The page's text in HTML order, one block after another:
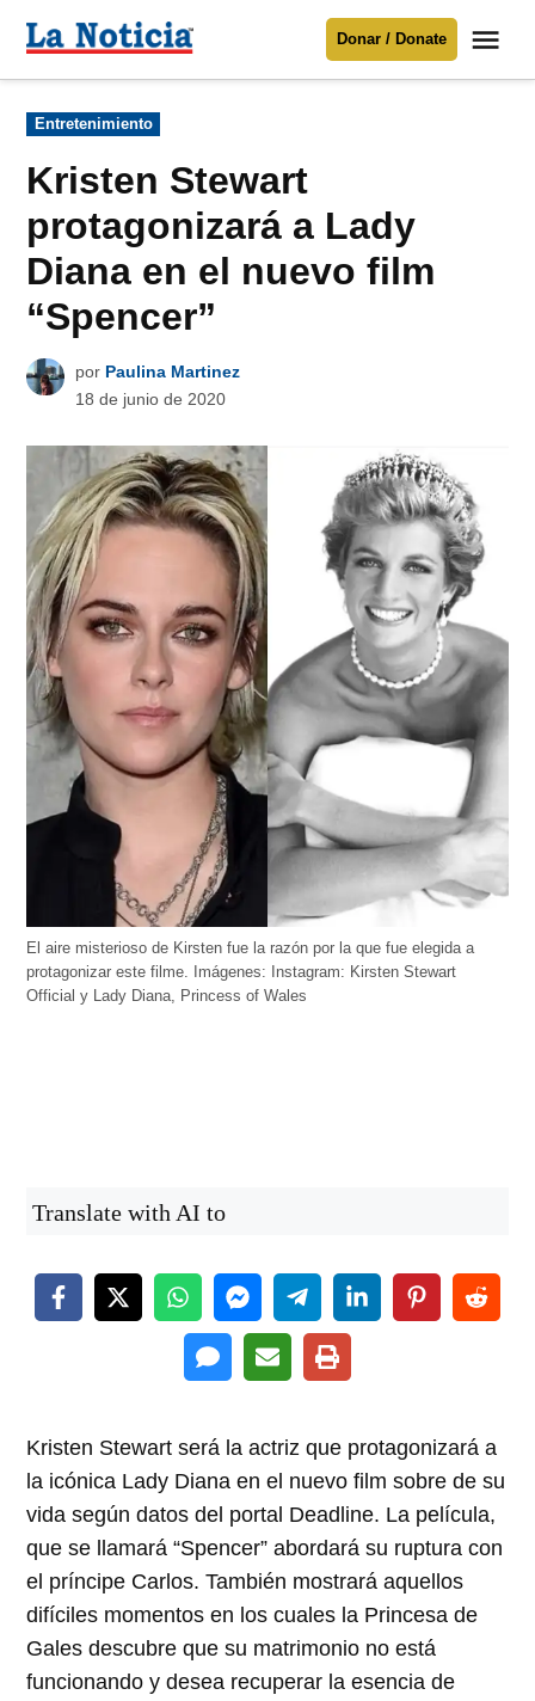
Para mantenerte informado necesitamos
Donar
contenido
Noticia
Donar / Donate
Publicado
en
Entretenimiento
Kristen Stewart
protagonizará a Lady
Diana en el nuevo film
“Spencer”
por Paulina Martinez
18 de junio de 2020
El aire misterioso de Kirsten fue la razón por la que fue elegida a
protagonizar este filme. Imágenes: Instagram: Kirsten Stewart
Official y Lady Diana, Princess of Wales
Translate with AI to
Kristen Stewart será la actriz que protagonizará a
la icónica Lady Diana en el nuevo film sobre de su
vida según datos del portal Deadline. La película,
que se llamará “Spencer” abordará su ruptura con
el príncipe Carlos. También mostrará aquellos
difíciles momentos en los cuales la Princesa de
Gales descubre que su matrimonio no está
funcionando y desea recuperar la esencia de